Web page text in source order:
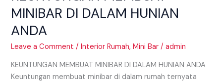
MINIBAR DI DALAM HUNIAN
ANDA
Leave a Comment /Interior Rumah,Mini Bar /admin
KEUNTUNGAN MEMBUAT MINIBAR DI DALAM HUNIAN ANDA
Keuntungan membuat minibar di dalam rumah ternyata
HUNIAN
ANDA